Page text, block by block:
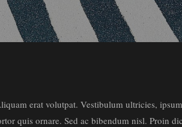
erat volutpat. Vestibulum ultricies,
quis ornare. Sed ac bibendum nisl. Proin